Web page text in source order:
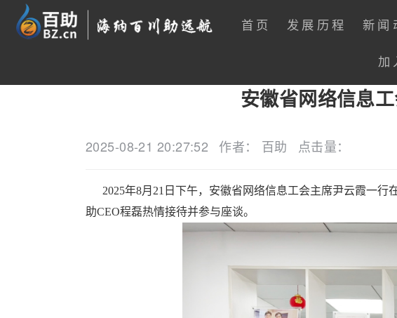
首页 发展历程 新闻
加
安徽省网络信息
2025-08-21 20:27:52 作者： 百助 点击量：
2025年8月21日下午，安徽省网络信息工会主席尹云霞一行
助CEO程磊热情接待并参与座谈。